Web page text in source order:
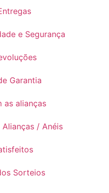
e Segurança
Garantia
as alianças
/ Anéis
Sorteios